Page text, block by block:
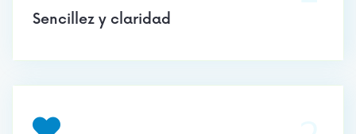
Sencillez y claridad